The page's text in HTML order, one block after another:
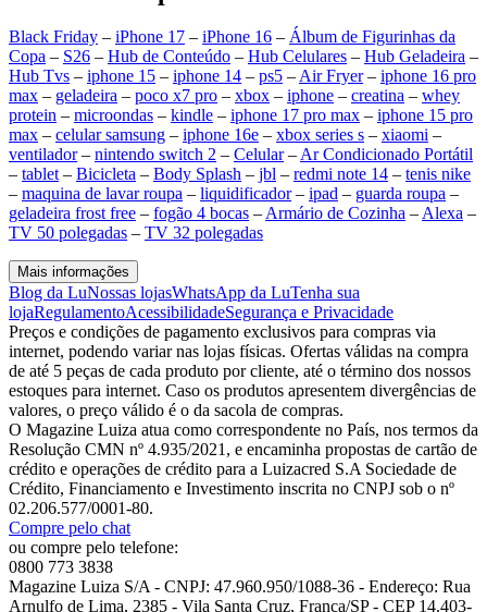
Black Friday – iPhone 17 – iPhone 16 – Álbum de Figurinhas da
Copa – S26 – Hub de Conteúdo – Hub Celulares – Hub Geladeira –
Hub Tvs – iphone 15 – iphone 14 – ps5 –Air Fryer– iphone 16 pro
max – geladeira – poco x7 pro – xbox – iphone – creatina – whey
protein – microondas – kindle – iphone 17 pro max – iphone 15 pro
max – celular samsung – iphone 16e – xbox series s – xiaomi –
ventilador– nintendo switch 2 – Celular–Ar Condicionado Portátil
– tablet– Bicicleta – Body Splash – jbl – redmi note 14 – tenis nike
– maquina de lavar roupa – liquidificador– ipad – guarda roupa –
geladeira frost free – fogão 4 bocas –Armário de Cozinha –Alexa –
TV 50 polegadas – TV 32 polegadas
Mais informações
Blog da LuNossas lojasWhatsApp da LuTenha sua
lojaRegulamentoAcessibilidadeSegurança e Privacidade
Preços e condições de pagamento exclusivos para compras via
internet, podendo variar nas lojas físicas. Ofertas válidas na compra
de até 5 peças de cada produto por cliente, até o término dos nossos
estoques para internet. Caso os produtos apresentem divergências de
valores, o preço válido é o da sacola de compras.
O Magazine Luiza atua como correspondente no País, nos termos da
Resolução CMN nº 4.935/2021, e encaminha propostas de cartão de
crédito e operações de crédito para a Luizacred S.A Sociedade de
Crédito, Financiamento e Investimento inscrita no CNPJ sob o nº
02.206.577/0001-80.
Compre pelo chat
ou compre pelo telefone:
0800 773 3838
Magazine Luiza S/A - CNPJ: 47.960.950/1088-36 - Endereço: Rua
Arnulfo de Lima, 2385 - Vila Santa Cruz, Franca/SP - CEP 14.403-